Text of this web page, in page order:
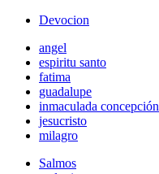
Devocion
angel
espiritu santo
fatima
guadalupe
inmaculada concepción
jesucristo
milagro
Salmos